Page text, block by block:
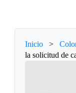
Inicio >
la solicitud de